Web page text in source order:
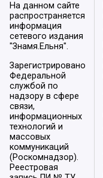
На данном сайте
распространяется
информация
сетевого издания
"Знамя.Ельня".
Зарегистрировано
Федеральной
службой по
надзору в сфере
связи,
информационных
технологий и
массовых
коммуникаций
(Роскомнадзор).
Реестровая